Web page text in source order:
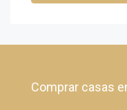
Comprar casas